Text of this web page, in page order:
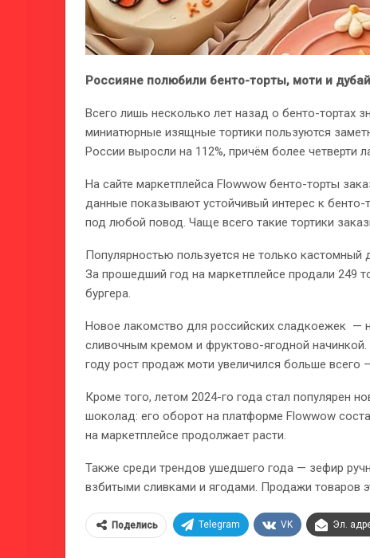
Россияне полюбили бенто-торты, моти и
Всего лишь несколько лет назад о бенто-тортах
миниатюрные изящные тортики пользуются
России выросли на 112%, причём более четверти
На сайте маркетплейса Flowwow бенто-торты
данные показывают устойчивый интерес к
под любой повод. Чаще всего такие тортики
Популярностью пользуется не только
За прошедший год на маркетплейсе продали 249
бургера.
Новое лакомство для российских сладкоежек —
сливочным кремом и фруктово-ягодной
году рост продаж моти увеличился больше всего
Кроме того, летом 2024-го года стал популярен
шоколад: его оборот на платформе Flowwow
на маркетплейсе продолжает расти.
Также среди трендов ушедшего года — зефир
взбитыми сливками и ягодами. Продажи товаров
Поделись Telegram VK Эл.